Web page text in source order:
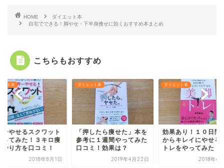
HOME
ダイエット本
自宅でできる！脚やせ・下半身痩せに効くおすすめ本まとめ
こちらもおすすめ
ット本
したら痩せた」本を
に１週間やってみた
ミ！効果は？
2019年4月22日
ダイエット本
効果あり！１０日間で脚
からキレイにやせる美脚
トレをやってみた
2018年6月12日
ダイエット本
世界一やせるスクワ
をやってみた！３キ
せたやり方を口コミ
2018年8